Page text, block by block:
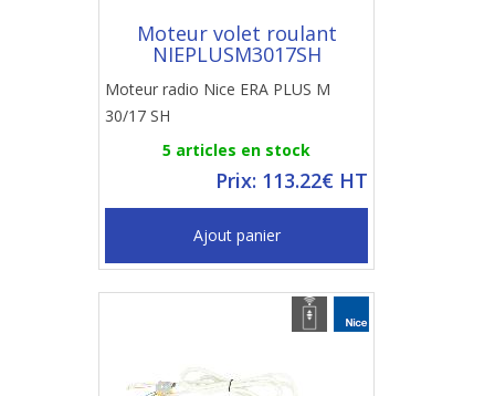
Moteur volet roulant
NIEPLUSM3017SH
Moteur radio Nice ERA PLUS M
30/17 SH
5 articles en stock
Prix: 113.22€ HT
Ajout panier